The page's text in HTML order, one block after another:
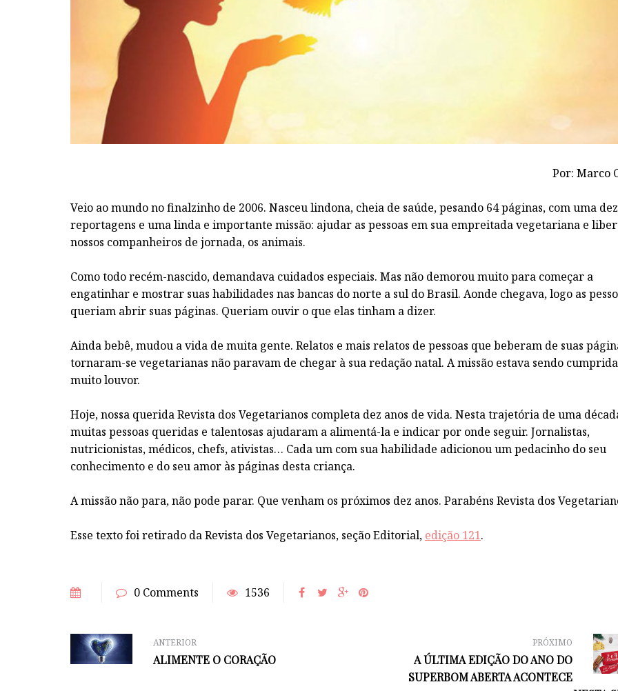
Por: Marco
Veio ao mundo no finalzinho de 2006. Nasceu lindona, cheia de saúde, pesando 64 páginas, com uma
reportagens e uma linda e importante missão: ajudar as pessoas em sua empreitada vegetariana e
nossos companheiros de jornada, os animais.
Como todo recém-nascido, demandava cuidados especiais. Mas não demorou muito para começar a
engatinhar e mostrar suas habilidades nas bancas do norte a sul do Brasil. Aonde chegava, logo as
queriam abrir suas páginas. Queriam ouvir o que elas tinham a dizer.
Ainda bebê, mudou a vida de muita gente. Relatos e mais relatos de pessoas que beberam de suas
tornaram-se vegetarianas não paravam de chegar à sua redação natal. A missão estava sendo
muito louvor.
Hoje, nossa querida Revista dos Vegetarianos completa dez anos de vida. Nesta trajetória de uma
muitas pessoas queridas e talentosas ajudaram a alimentá-la e indicar por onde seguir. Jornalistas,
nutricionistas, médicos, chefs, ativistas… Cada um com sua habilidade adicionou um pedacinho do seu
conhecimento e do seu amor às páginas desta criança.
A missão não para, não pode parar. Que venham os próximos dez anos. Parabéns Revista dos
Esse texto foi retirado da Revista dos Vegetarianos, seção Editorial, edição 121.
0 Comments 1536
ANTERIOR
ALIMENTE O CORAÇÃO
PRÓXIMO
A ÚLTIMA EDIÇÃO DO ANO DO
SUPERBOM ABERTA ACONTECE